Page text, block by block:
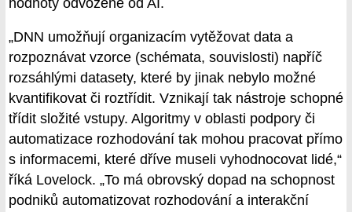
„DNN umožňují organizacím vytěžovat data a
rozpoznávat vzorce (schémata, souvislosti) napříč
rozsáhlými datasety, které by jinak nebylo možné
kvantifikovat či roztřídit. Vznikají tak nástroje schopné
třídit složité vstupy. Algoritmy v oblasti podpory či
automatizace rozhodování tak mohou pracovat přímo
s informacemi, které dříve museli vyhodnocovat lidé,“
říká Lovelock. „To má obrovský dopad na schopnost
podniků automatizovat rozhodování a interakční